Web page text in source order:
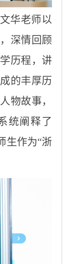
华老师以
深情回顾
历程，讲
的丰厚历
物故事，
统阐释了
生作为“浙